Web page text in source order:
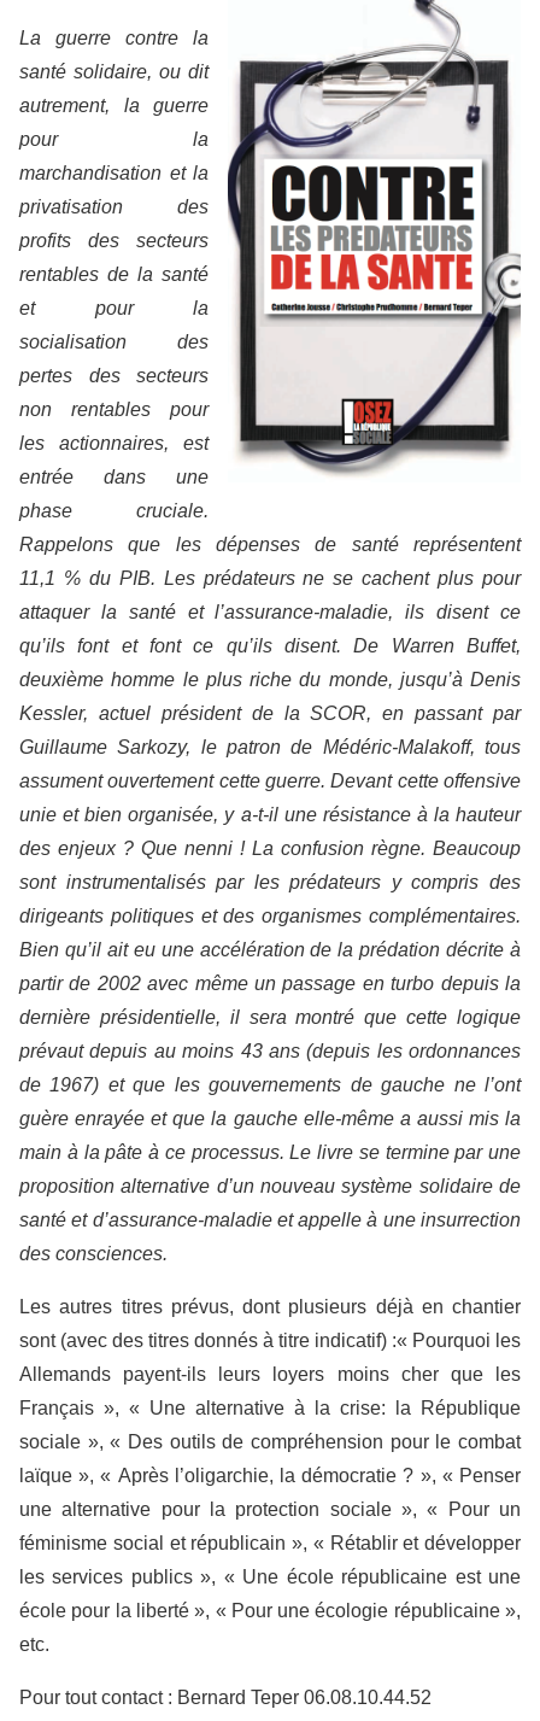
La guerre contre la
santé solidaire, ou dit
autrement, la guerre
pour la
marchandisation et la
privatisation des
profits des secteurs
rentables de la santé
et pour la
socialisation des
pertes des secteurs
non rentables pour
les actionnaires, est
entrée dans une
phase cruciale.
Rappelons que les dépenses de santé représentent
11,1 % du PIB. Les prédateurs ne se cachent plus pour
attaquer la santé et l’assurance-maladie, ils disent ce
qu’ils font et font ce qu’ils disent. De Warren Buffet,
deuxième homme le plus riche du monde, jusqu’à Denis
Kessler, actuel président de la SCOR, en passant par
Guillaume Sarkozy, le patron de Médéric-Malakoff, tous
assument ouvertement cette guerre. Devant cette offensive
unie et bien organisée, y a-t-il une résistance à la hauteur
des enjeux ? Que nenni ! La confusion règne. Beaucoup
sont instrumentalisés par les prédateurs y compris des
dirigeants politiques et des organismes complémentaires.
Bien qu’il ait eu une accélération de la prédation décrite à
partir de 2002 avec même un passage en turbo depuis la
dernière présidentielle, il sera montré que cette logique
prévaut depuis au moins 43 ans (depuis les ordonnances
de 1967) et que les gouvernements de gauche ne l’ont
guère enrayée et que la gauche elle-même a aussi mis la
main à la pâte à ce processus. Le livre se termine par une
proposition alternative d’un nouveau système solidaire de
santé et d’assurance-maladie et appelle à une insurrection
des consciences.
Les autres titres prévus, dont plusieurs déjà en chantier
sont (avec des titres donnés à titre indicatif) :« Pourquoi les
Allemands payent-ils leurs loyers moins cher que les
Français », « Une alternative à la crise: la République
sociale », « Des outils de compréhension pour le combat
laïque », « Après l’oligarchie, la démocratie ? », « Penser
une alternative pour la protection sociale », « Pour un
féminisme social et républicain », « Rétablir et développer
les services publics », « Une école républicaine est une
école pour la liberté », « Pour une écologie républicaine »,
etc.
Pour tout contact : Bernard Teper 06.08.10.44.52